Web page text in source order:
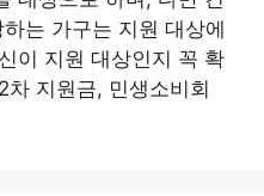
는 가구는 지원 대상에
이 지원 대상인지 꼭 확
지원금, 민생소비회